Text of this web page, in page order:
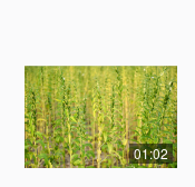
01:02